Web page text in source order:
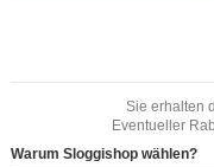
Sie erhalten
Eventueller
Warum Sloggishop wählen?